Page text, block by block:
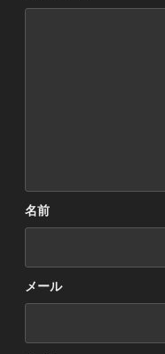
名前
メール